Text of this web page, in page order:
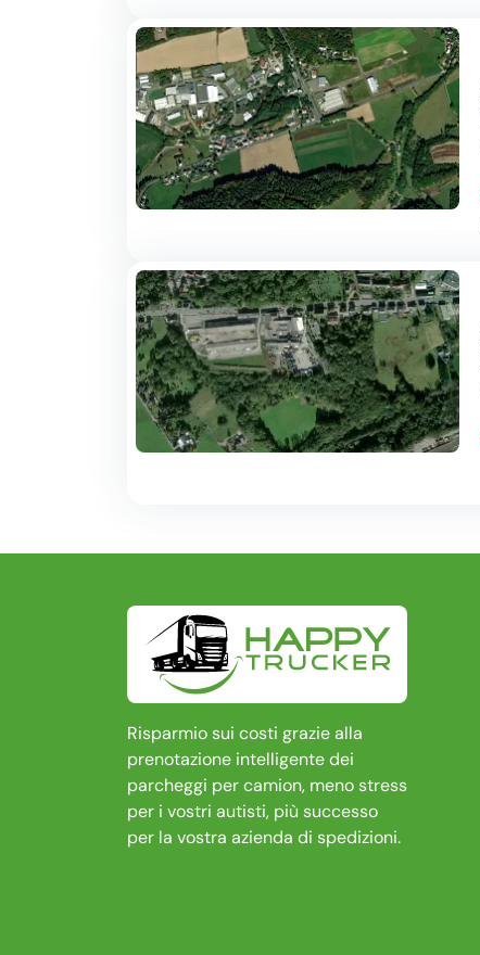
Risparmio sui costi grazie alla
prenotazione intelligente dei
parcheggi per camion, meno stress
per i vostri autisti, più successo
per la vostra azienda di spedizioni.